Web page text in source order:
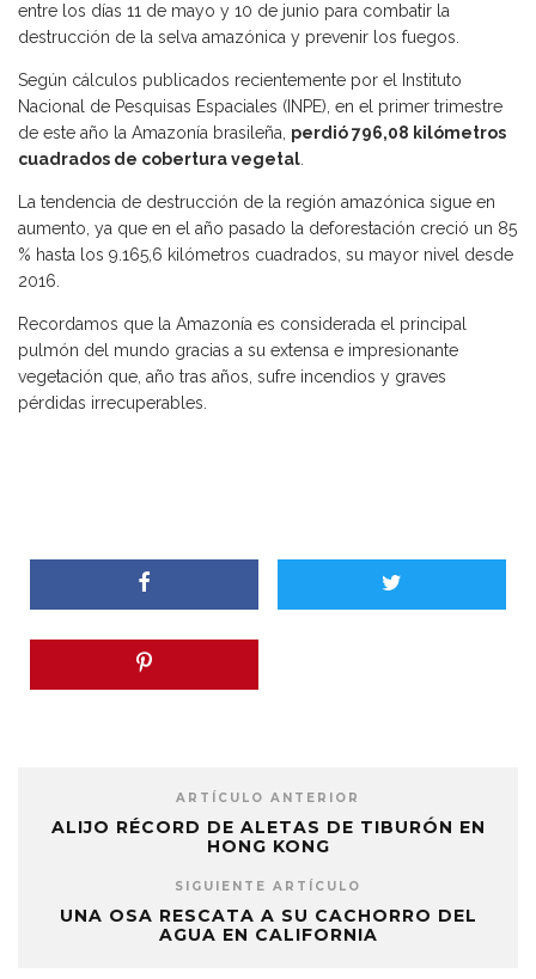
entre los días 11 de mayo y 10 de junio para combatir la
destrucción de la selva amazónica y prevenir los fuegos.
Según cálculos publicados recientemente por el Instituto
Nacional de Pesquisas Espaciales (INPE), en el primer trimestre
de este año la Amazonía brasileña, perdió 796,08 kilómetros
cuadrados de cobertura vegetal.
La tendencia de destrucción de la región amazónica sigue en
aumento, ya que en el año pasado la deforestación creció un 85
% hasta los 9.165,6 kilómetros cuadrados, su mayor nivel desde
2016.
Recordamos que la Amazonía es considerada el principal
pulmón del mundo gracias a su extensa e impresionante
vegetación que, año tras años, sufre incendios y graves
pérdidas irrecuperables.
ARTÍCULO ANTERIOR
ALIJO RÉCORD DE ALETAS DE TIBURÓN EN
HONG KONG
SIGUIENTE ARTÍCULO
UNA OSA RESCATA A SU CACHORRO DEL
AGUA EN CALIFORNIA